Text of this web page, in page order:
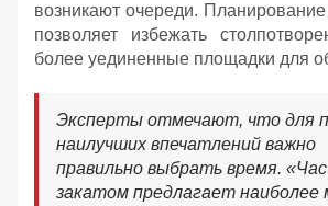
возникают очереди.
позволяет избежать
более уединенные площадки для
Эксперты отмечают, что для
наилучших впечатлений важно
правильно выбрать время.
закатом предлагает наиболее